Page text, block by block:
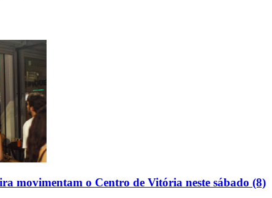
movimentam o Centro de Vitória neste sábado (8)